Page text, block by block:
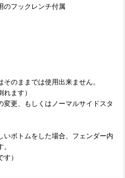
のフックレンチ付属
のままでは使用出来ません。
ます）
変更、もしくはノーマルサイドスタ
いボトムをした場合、フェンダー内
）